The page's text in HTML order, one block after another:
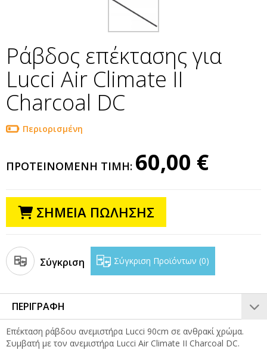
Ράβδος επέκτασης για
Lucci Air Climate II
Charcoal DC
Περιορισμένη
ΠΡΟΤΕΙΝΟΜΕΝΗ ΤΙΜΗ: 60,00 €
ΣΗΜΕΙΑ ΠΩΛΗΣΗΣ
Σύγκριση Σύγκριση Προϊόντων 0
ΠΕΡΙΓΡΑΦΗ
Επέκταση ράβδου ανεμιστήρα Lucci 90cm σε ανθρακί χρώμα.
Συμβατή με τον ανεμιστήρα Lucci Air Climate II Charcoal DC.